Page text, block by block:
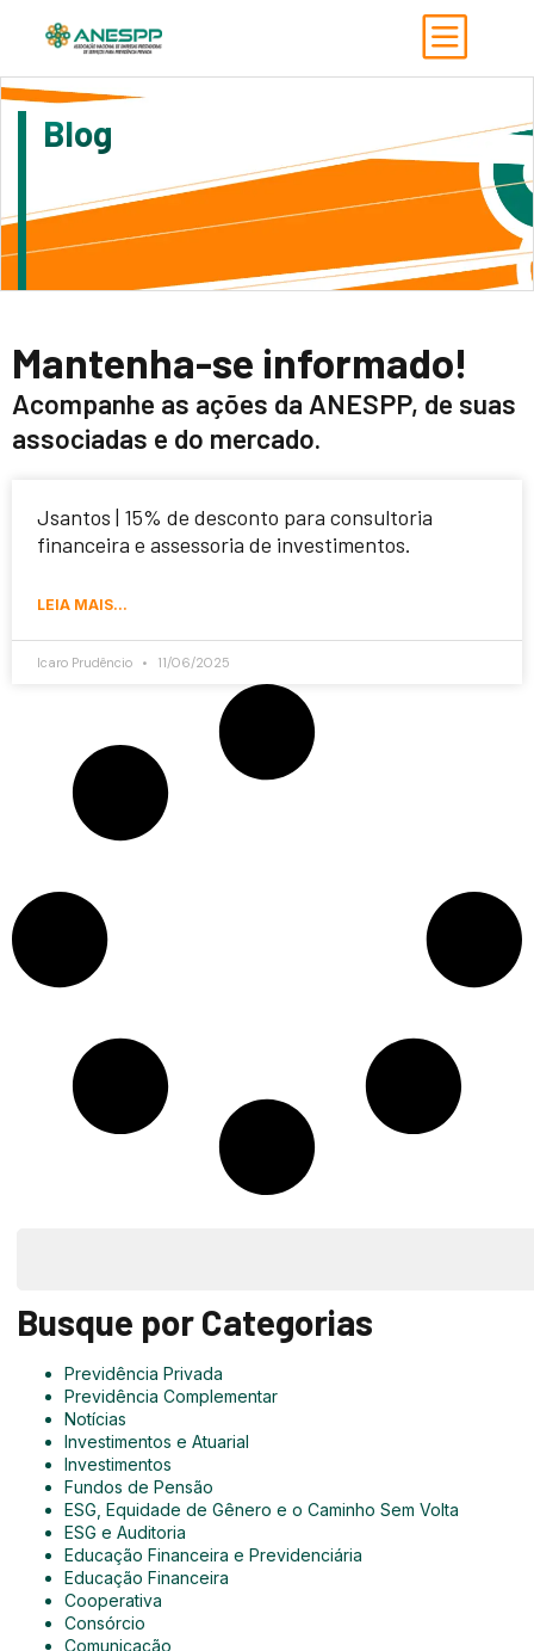
Blog
Mantenha-se informado!
Acompanhe as ações da ANESPP, de suas
associadas e do mercado.
Jsantos | 15% de desconto para consultoria
financeira e assessoria de investimentos.
LEIA MAIS...
Icaro Prudêncio 11/06/2025
Busque por Categorias
Previdência Privada
Previdência Complementar
Notícias
Investimentos e Atuarial
Investimentos
Fundos de Pensão
ESG, Equidade de Gênero e o Caminho Sem Volta
ESG e Auditoria
Educação Financeira e Previdenciária
Educação Financeira
Cooperativa
Consórcio
Comunicação